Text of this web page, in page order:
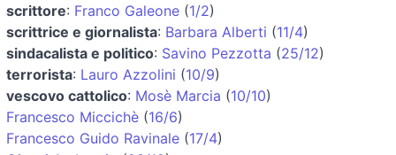
scrittore: Franco Galeone (1/2)
scrittrice e giornalista: Barbara Alberti (11/4)
sindacalista e politico: Savino Pezzotta (25/12)
terrorista: Lauro Azzolini (10/9)
vescovo cattolico: Mosè Marcia (10/10)
Francesco Miccichè (16/6)
Francesco Guido Ravinale (17/4)